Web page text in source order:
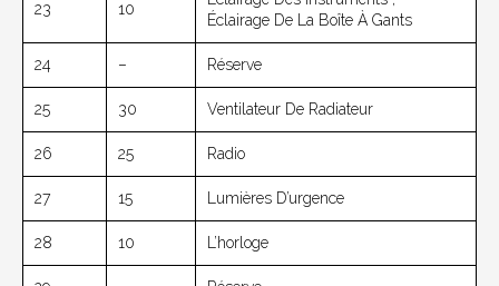
23 10
Éclairage De La Boîte À Gants
24 – Réserve
25 30 Ventilateur De Radiateur
26 25 Radio
27 15 Lumières D’urgence
28 10 L’horloge